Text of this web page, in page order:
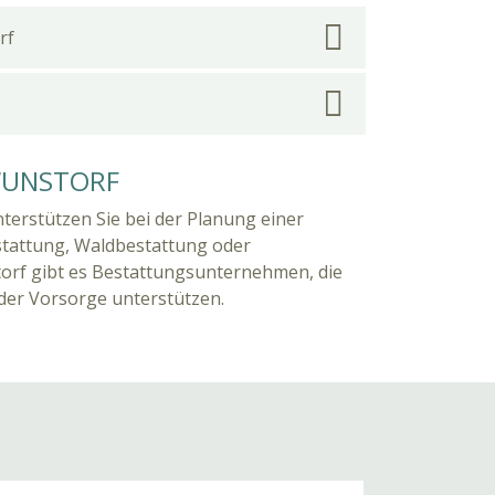
Sie bei der Planung einer
Waldbestattung oder
gibt es Bestattungsunternehmen, die
Vorsorge unterstützen.